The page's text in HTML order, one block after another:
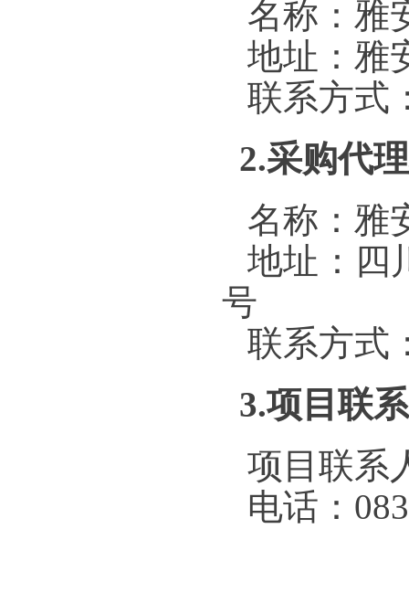
名称：雅
地址：雅
联系方式
2.采购代
名称：雅
地址：四
号
联系方式
3.项目联
项目联系
电话：